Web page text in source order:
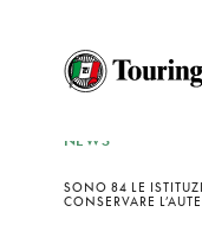
NEWS
SONO 84 LE
CONSERVARE